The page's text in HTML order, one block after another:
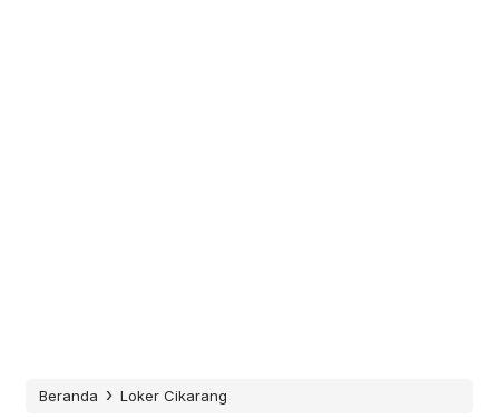
Beranda › Loker Cikarang